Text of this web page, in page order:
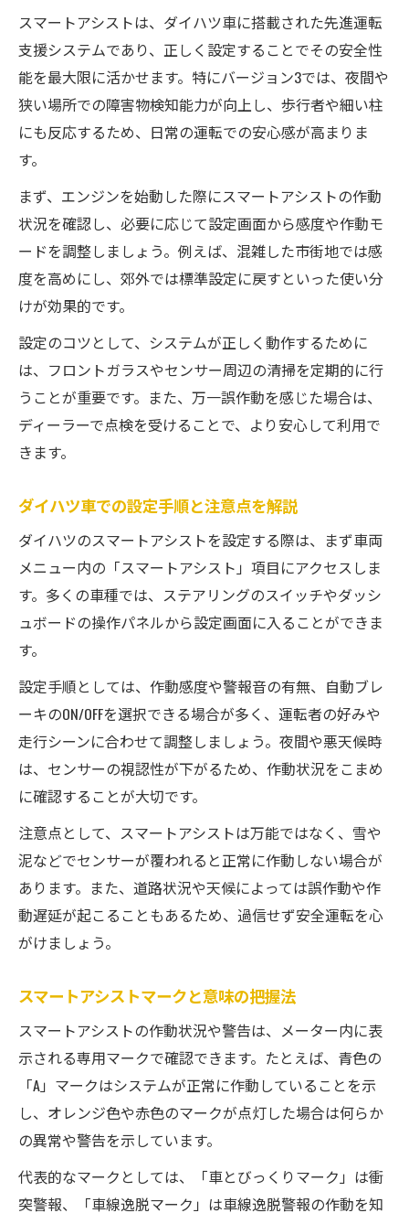
スマートアシストは、ダイハツ車に搭載された先進運転
支援システムであり、正しく設定することでその安全性
能を最大限に活かせます。特にバージョン3では、夜間や
狭い場所での障害物検知能力が向上し、歩行者や細い柱
にも反応するため、日常の運転での安心感が高まりま
す。
まず、エンジンを始動した際にスマートアシストの作動
状況を確認し、必要に応じて設定画面から感度や作動モ
ードを調整しましょう。例えば、混雑した市街地では感
度を高めにし、郊外では標準設定に戻すといった使い分
けが効果的です。
設定のコツとして、システムが正しく動作するために
は、フロントガラスやセンサー周辺の清掃を定期的に行
うことが重要です。また、万一誤作動を感じた場合は、
ディーラーで点検を受けることで、より安心して利用で
きます。
ダイハツ車での設定手順と注意点を解説
ダイハツのスマートアシストを設定する際は、まず車両
メニュー内の「スマートアシスト」項目にアクセスしま
す。多くの車種では、ステアリングのスイッチやダッシ
ュボードの操作パネルから設定画面に入ることができま
す。
設定手順としては、作動感度や警報音の有無、自動ブレ
ーキのON/OFFを選択できる場合が多く、運転者の好みや
走行シーンに合わせて調整しましょう。夜間や悪天候時
は、センサーの視認性が下がるため、作動状況をこまめ
に確認することが大切です。
注意点として、スマートアシストは万能ではなく、雪や
泥などでセンサーが覆われると正常に作動しない場合が
あります。また、道路状況や天候によっては誤作動や作
動遅延が起こることもあるため、過信せず安全運転を心
がけましょう。
スマートアシストマークと意味の把握法
スマートアシストの作動状況や警告は、メーター内に表
示される専用マークで確認できます。たとえば、青色の
「A」マークはシステムが正常に作動していることを示
し、オレンジ色や赤色のマークが点灯した場合は何らか
の異常や警告を示しています。
代表的なマークとしては、「車とびっくりマーク」は衝
突警報、「車線逸脱マーク」は車線逸脱警報の作動を知